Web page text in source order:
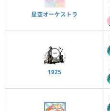
星空オーケストラ
1925